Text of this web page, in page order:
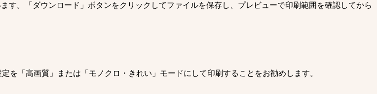
す。「ダウンロード」ボタンをクリックしてファイルを保存し、プレビューで印刷範囲を確認してから
「高画質」または「モノクロ・きれい」モードにして印刷することをお勧めします。